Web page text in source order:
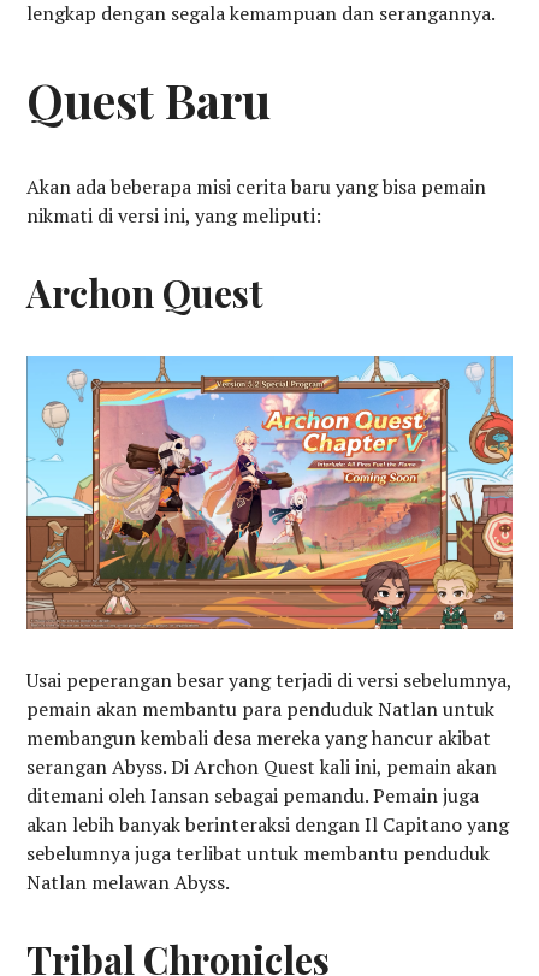
lengkap dengan segala kemampuan dan serangannya.
Quest Baru
Akan ada beberapa misi cerita baru yang bisa pemain
nikmati di versi ini, yang meliputi:
Archon Quest
Usai peperangan besar yang terjadi di versi sebelumnya,
pemain akan membantu para penduduk Natlan untuk
membangun kembali desa mereka yang hancur akibat
serangan Abyss. Di Archon Quest kali ini, pemain akan
ditemani oleh Iansan sebagai pemandu. Pemain juga
akan lebih banyak berinteraksi dengan Il Capitano yang
sebelumnya juga terlibat untuk membantu penduduk
Natlan melawan Abyss.
Tribal Chronicles